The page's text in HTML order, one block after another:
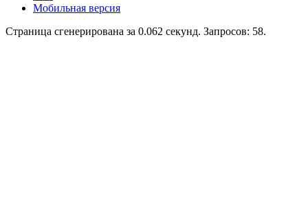
Мобильная версия
Страница сгенерирована за 0.062 секунд. Запросов: 58.